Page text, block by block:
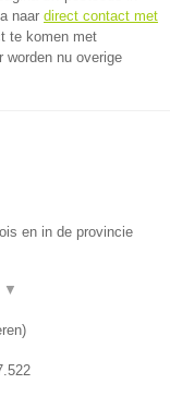
naar direct contact met
te komen met
worden nu overige
en in de provincie
▼
)